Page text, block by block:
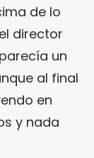
de lo
director
un
al final
en
y nada